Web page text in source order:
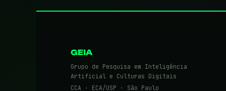
GEIA
Grupo de Pesquisa em Inteligência
Artificial e Culturas Digitais
CCA · ECA/USP · São Paulo